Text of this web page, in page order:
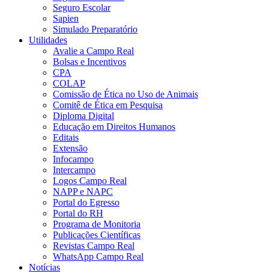
Seguro Escolar
Sapien
Simulado Preparatório
Utilidades
Avalie a Campo Real
Bolsas e Incentivos
CPA
COLAP
Comissão de Ética no Uso de Animais
Comitê de Ética em Pesquisa
Diploma Digital
Educação em Direitos Humanos
Editais
Extensão
Infocampo
Intercampo
Logos Campo Real
NAPP e NAPC
Portal do Egresso
Portal do RH
Programa de Monitoria
Publicações Científicas
Revistas Campo Real
WhatsApp Campo Real
Notícias